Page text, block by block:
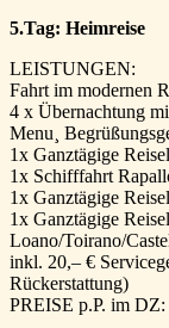
5.Tag: Heimreise
LEISTUNGEN:
Fahrt im modernen
4 x Übernachtung
Menu¸
1x Ganztägige
1x Schifffahrt
1x Ganztägige
1x Ganztägige
Loano/Toirano/
inkl. 20,– €
Rückerstattung)
PREISE p.P. im DZ: